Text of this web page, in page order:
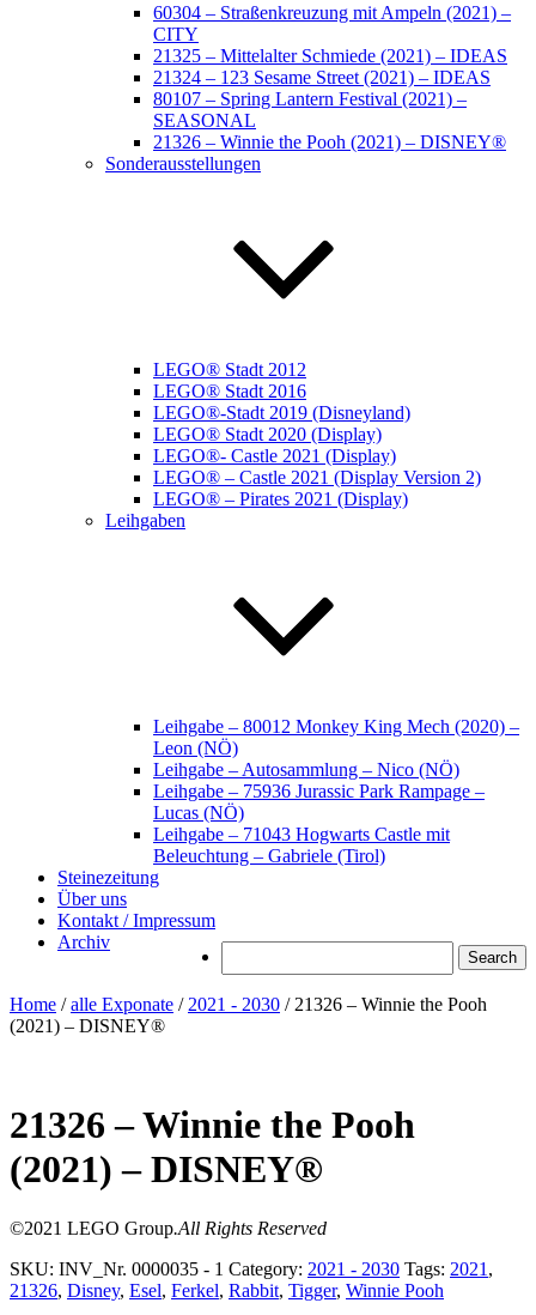
60304 – Straßenkreuzung mit Ampeln (2021) –
CITY
21325 – Mittelalter Schmiede (2021) – IDEAS
21324 – 123 Sesame Street (2021) – IDEAS
80107 – Spring Lantern Festival (2021) –
SEASONAL
21326 – Winnie the Pooh (2021) – DISNEY®
Sonderausstellungen
LEGO® Stadt 2012
LEGO® Stadt 2016
LEGO®-Stadt 2019 (Disneyland)
LEGO® Stadt 2020 (Display)
LEGO®- Castle 2021 (Display)
LEGO® – Castle 2021 (Display Version 2)
LEGO® – Pirates 2021 (Display)
Leihgaben
Leihgabe – 80012 Monkey King Mech (2020) –
Leon (NÖ)
Leihgabe – Autosammlung – Nico (NÖ)
Leihgabe – 75936 Jurassic Park Rampage –
Lucas (NÖ)
Leihgabe – 71043 Hogwarts Castle mit
Beleuchtung – Gabriele (Tirol)
Steinezeitung
Über uns
Kontakt / Impressum
Archiv
Home /alle Exponate / 2021 - 2030 / 21326 – Winnie the Pooh
(2021) – DISNEY®
21326 – Winnie the Pooh
(2021) – DISNEY®
©2021 LEGO Group.All Rights Reserved
SKU: INV_Nr. 0000035 - 1 Category: 2021 - 2030 Tags: 2021 ,
21326, Disney, Esel, Ferkel, Rabbit, Tigger, Winnie Pooh